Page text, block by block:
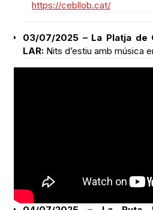
03/07/2025 – La Platja de
04/07/2025 – La Ruta
actualitzada!:
Anunci
que volen fer turisme cultural